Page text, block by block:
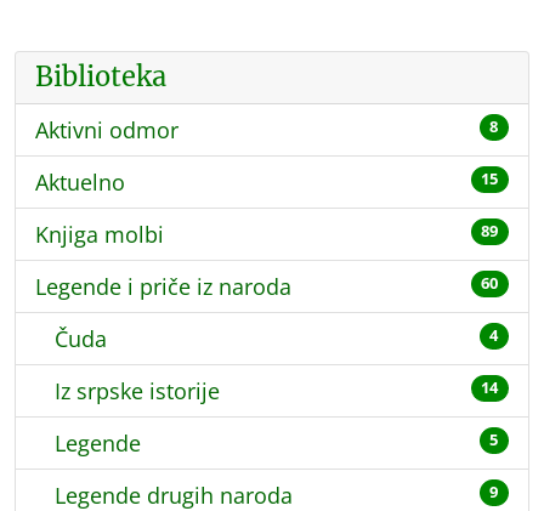
Biblioteka
Aktivni odmor 8
Aktuelno 15
Knjiga molbi 89
Legende i priče iz naroda 60
Čuda 4
Iz srpske istorije 14
Legende 5
Legende drugih naroda 9